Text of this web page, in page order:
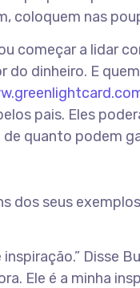
coloquem nas
começar a lidar
dinheiro. E
pais. Eles
quanto podem
dos seus
Disse
Ele é a minha